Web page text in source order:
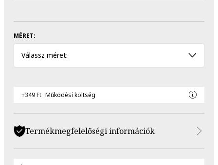
MÉRET:
Válassz méret:
+349 Ft Működési költség
Termékmegfelelőségi információk